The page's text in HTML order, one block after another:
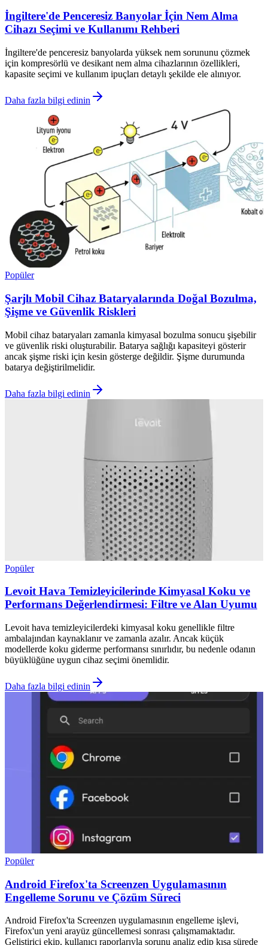
İngiltere'de Penceresiz Banyolar İçin Nem Alma
Cihazı Seçimi ve Kullanımı Rehberi
İngiltere'de penceresiz banyolarda yüksek nem sorununu çözmek
için kompresörlü ve desikant nem alma cihazlarının özellikleri,
kapasite seçimi ve kullanım ipuçları detaylı şekilde ele alınıyor.
Daha fazla bilgi edinin
Popüler
Şarjlı Mobil Cihaz Bataryalarında Doğal Bozulma,
Şişme ve Güvenlik Riskleri
Mobil cihaz bataryaları zamanla kimyasal bozulma sonucu şişebilir
ve güvenlik riski oluşturabilir. Batarya sağlığı kapasiteyi gösterir
ancak şişme riski için kesin gösterge değildir. Şişme durumunda
batarya değiştirilmelidir.
Daha fazla bilgi edinin
Popüler
Levoit Hava Temizleyicilerinde Kimyasal Koku ve
Performans Değerlendirmesi: Filtre ve Alan Uyumu
Levoit hava temizleyicilerdeki kimyasal koku genellikle filtre
ambalajından kaynaklanır ve zamanla azalır. Ancak küçük
modellerde koku giderme performansı sınırlıdır, bu nedenle odanın
büyüklüğüne uygun cihaz seçimi önemlidir.
Daha fazla bilgi edinin
Popüler
Android Firefox'ta Screenzen Uygulamasının
Engelleme Sorunu ve Çözüm Süreci
Android Firefox'ta Screenzen uygulamasının engelleme işlevi,
Firefox'un yeni arayüz güncellemesi sonrası çalışmamaktadır.
Geliştirici ekip, kullanıcı raporlarıyla sorunu analiz edip kısa sürede